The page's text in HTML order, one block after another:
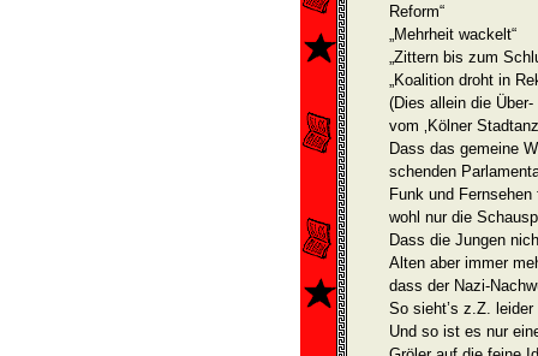
Reform“
„Mehrheit wackelt“
„Zittern bis zum
„Koalition droht in
(Dies allein die
vom ‚Kölner
Dass das gemeine
schenden
Funk und
wohl nur die
Dass die Jungen
Alten aber immer
dass der Nazi-
So sieht’s z.Z.
Und so ist es nur